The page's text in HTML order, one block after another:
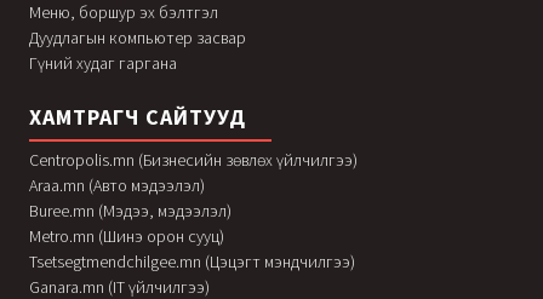
Меню, боршур эх бэлтгэл
Дуудлагын компьютер засвар
Гүний худаг гаргана
ХАМТРАГЧ САЙТУУД
Centropolis.mn (Бизнесийн зөвлөх үйлчилгээ)
Araa.mn (Авто мэдээлэл)
Buree.mn (Мэдээ, мэдээлэл)
Metro.mn (Шинэ орон сууц)
Tsetsegtmendchilgee.mn (Цэцэгт мэндчилгээ)
Ganara.mn (IT үйлчилгээ)